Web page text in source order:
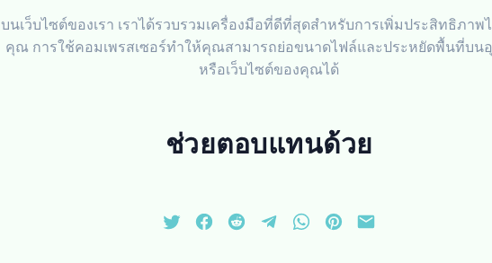
บนเว็บไซต์ของเรา เราได้รวบรวมเครื่องมือที่ดีที่สุดสำหรับการเพิ่มประสิทธิภาพ
คุณ การใช้คอมเพรสเซอร์ทำให้คุณสามารถย่อขนาดไฟล์และประหยัดพื้นที่บน
หรือเว็บไซต์ของคุณได้
ช่วยตอบแทนด้วย